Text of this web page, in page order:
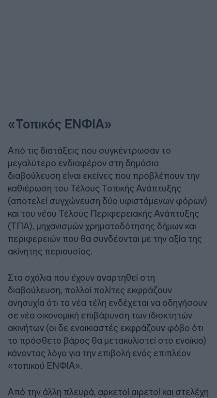
«Τοπικός ΕΝΦΙΑ»
Από τις διατάξεις που συγκέντρωσαν το
μεγαλύτερο ενδιαφέρον στη δημόσια
διαβούλευση είναι εκείνες που προβλέπουν την
καθιέρωση του Τέλους Τοπικής Ανάπτυξης
(αποτελεί συγχώνευση δύο υφιστάμενων φόρων)
και του νέου Τέλους Περιφερειακής Ανάπτυξης
(ΤΠΑ), μηχανισμών χρηματοδότησης δήμων και
περιφερειών που θα συνδέονται με την αξία της
ακίνητης περιουσίας.
Στα σχόλια που έχουν αναρτηθεί στη
διαβούλευση, πολλοί πολίτες εκφράζουν
ανησυχία ότι τα νέα τέλη ενδέχεται να οδηγήσουν
σε νέα οικονομική επιβάρυνση των ιδιοκτητών
ακινήτων (οι δε ενοικιαστές εκφράζουν φόβο ότι
το πρόσθετο βάρος θα μετακυλιστεί στο ενοίκιο)
κάνοντας λόγο για την επιβολή ενός επιπλέον
«τοπικού ΕΝΦΙΑ».
Από την άλλη πλευρά, αρκετοί αιρετοί και στελέχη